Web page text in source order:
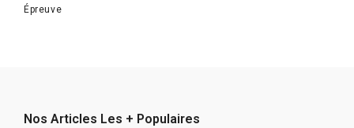
Épreuve
Nos Articles Les + Populaires